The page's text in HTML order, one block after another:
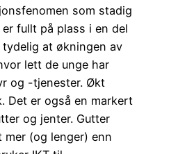
som stadig
fullt på plass i en del
tydelig at økningen av
lett de unge har
og -tjenester. Økt
Det er også en markert
og jenter. Gutter
mer (og lenger) enn